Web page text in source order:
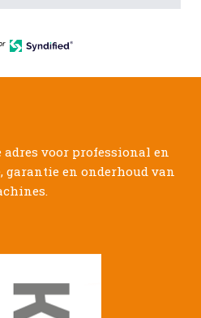
adres voor professional en
en onderhoud van